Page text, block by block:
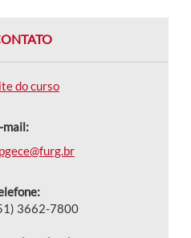
do curso
mail:
3662-7800